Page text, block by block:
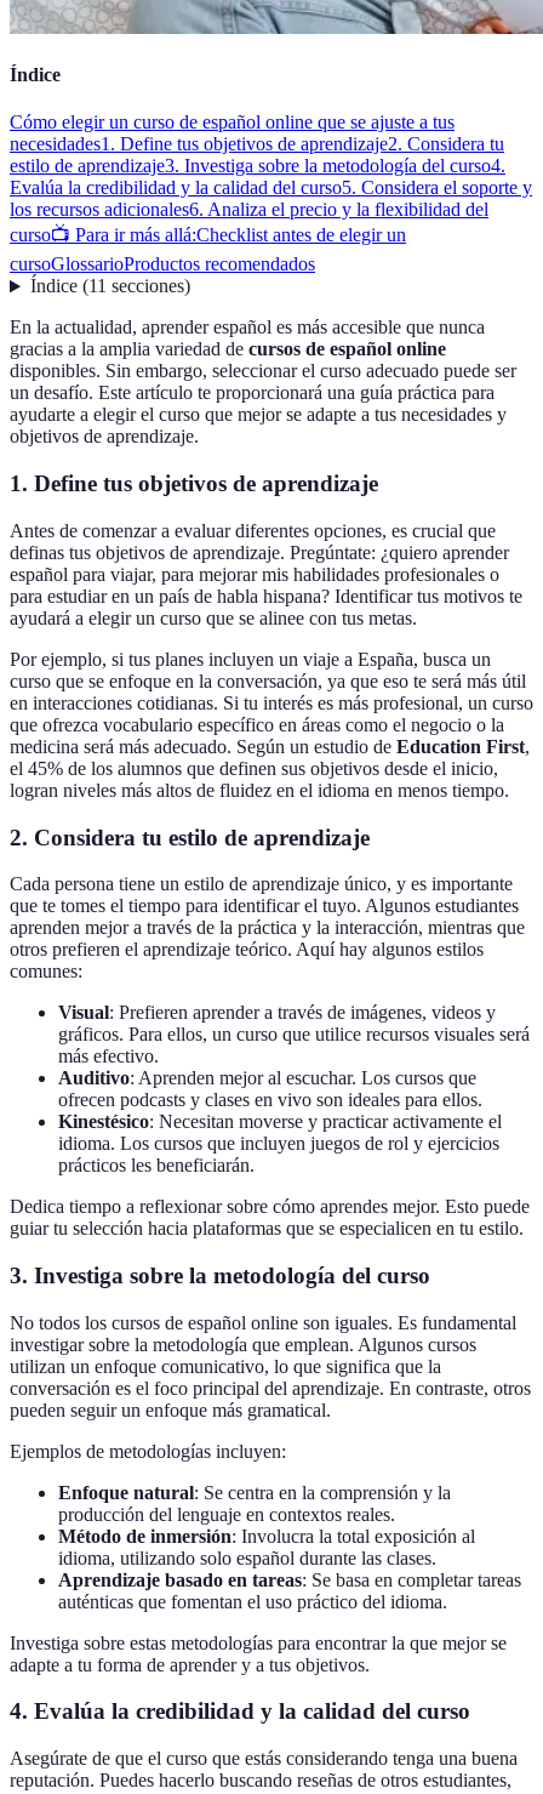
Índice
Cómo elegir un curso de español online que se ajuste a tus
necesidades1. Define tus objetivos de aprendizaje2. Considera tu
estilo de aprendizaje3. Investiga sobre la metodología del curso4.
Evalúa la credibilidad y la calidad del curso5. Considera el soporte y
los recursos adicionales6. Analiza el precio y la flexibilidad del
curso📺 Para ir más allá:Checklist antes de elegir un
cursoGlossarioProductos recomendados
Índice(11 secciones)
En la actualidad, aprender español es más accesible que nunca
gracias a la amplia variedad de cursos de español online
disponibles. Sin embargo, seleccionar el curso adecuado puede ser
un desafío. Este artículo te proporcionará una guía práctica para
ayudarte a elegir el curso que mejor se adapte a tus necesidades y
objetivos de aprendizaje.
1. Define tus objetivos de aprendizaje
Antes de comenzar a evaluar diferentes opciones, es crucial que
definas tus objetivos de aprendizaje. Pregúntate: ¿quiero aprender
español para viajar, para mejorar mis habilidades profesionales o
para estudiar en un país de habla hispana? Identificar tus motivos te
ayudará a elegir un curso que se alinee con tus metas.
Por ejemplo, si tus planes incluyen un viaje a España, busca un
curso que se enfoque en la conversación, ya que eso te será más útil
en interacciones cotidianas. Si tu interés es más profesional, un curso
que ofrezca vocabulario específico en áreas como el negocio o la
medicina será más adecuado. Según un estudio de Education First,
el 45% de los alumnos que definen sus objetivos desde el inicio,
logran niveles más altos de fluidez en el idioma en menos tiempo.
2. Considera tu estilo de aprendizaje
Cada persona tiene un estilo de aprendizaje único, y es importante
que te tomes el tiempo para identificar el tuyo. Algunos estudiantes
aprenden mejor a través de la práctica y la interacción, mientras que
otros prefieren el aprendizaje teórico. Aquí hay algunos estilos
comunes:
Visual: Prefieren aprender a través de imágenes, videos y
gráficos. Para ellos, un curso que utilice recursos visuales será
más efectivo.
Auditivo: Aprenden mejor al escuchar. Los cursos que
ofrecen podcasts y clases en vivo son ideales para ellos.
Kinestésico: Necesitan moverse y practicar activamente el
idioma. Los cursos que incluyen juegos de rol y ejercicios
prácticos les beneficiarán.
Dedica tiempo a reflexionar sobre cómo aprendes mejor. Esto puede
guiar tu selección hacia plataformas que se especialicen en tu estilo.
3. Investiga sobre la metodología del curso
No todos los cursos de español online son iguales. Es fundamental
investigar sobre la metodología que emplean. Algunos cursos
utilizan un enfoque comunicativo, lo que significa que la
conversación es el foco principal del aprendizaje. En contraste, otros
pueden seguir un enfoque más gramatical.
Ejemplos de metodologías incluyen:
Enfoque natural: Se centra en la comprensión y la
producción del lenguaje en contextos reales.
Método de inmersión: Involucra la total exposición al
idioma, utilizando solo español durante las clases.
Aprendizaje basado en tareas: Se basa en completar tareas
auténticas que fomentan el uso práctico del idioma.
Investiga sobre estas metodologías para encontrar la que mejor se
adapte a tu forma de aprender y a tus objetivos.
4. Evalúa la credibilidad y la calidad del curso
Asegúrate de que el curso que estás considerando tenga una buena
reputación. Puedes hacerlo buscando reseñas de otros estudiantes,